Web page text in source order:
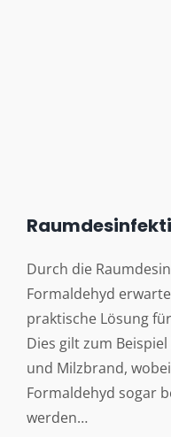
Durch die
Formaldehyd
praktische Lösung
Dies gilt zum
und Milzbrand,
Formaldehyd sogar
werden…